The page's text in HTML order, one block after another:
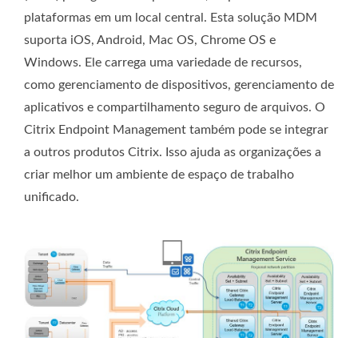
plataformas em um local central. Esta solução MDM
suporta iOS, Android, Mac OS, Chrome OS e
Windows. Ele carrega uma variedade de recursos,
como gerenciamento de dispositivos, gerenciamento de
aplicativos e compartilhamento seguro de arquivos. O
Citrix Endpoint Management também pode se integrar
a outros produtos Citrix. Isso ajuda as organizações a
criar melhor um ambiente de espaço de trabalho
unificado.